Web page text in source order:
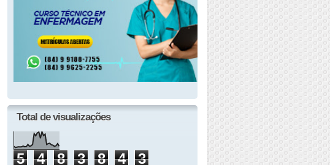
Total de visualizações
5 4 8 3 8 4 3